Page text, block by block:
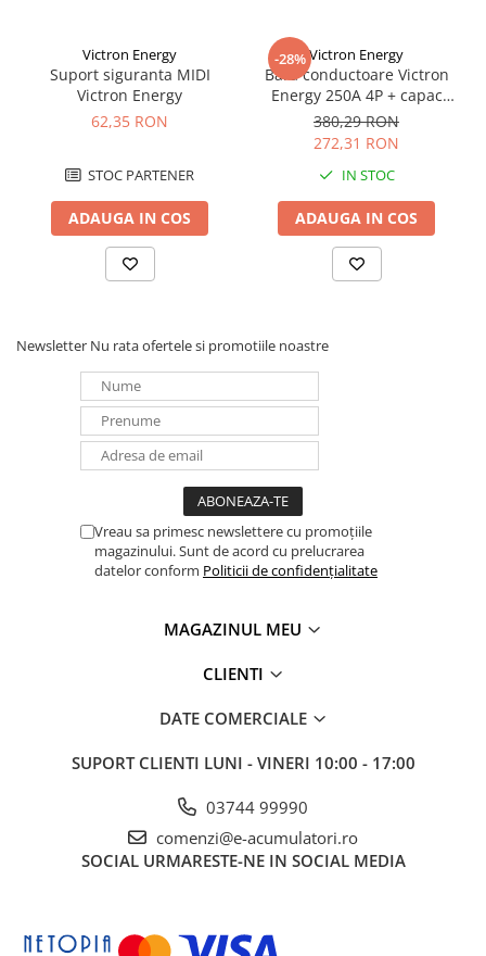
Victron Energy
Suport siguranta MIDI
Victron Energy
62,35 RON
STOC PARTENER
ADAUGA IN COS
-28%Victron Energy
Bara conductoare Victron
Energy 250A 4P + capac
BUSBAR VBB125040010
380,29 RON
272,31 RON
IN STOC
ADAUGA IN COS
Newsletter Nu rata ofertele si promotiile noastre
Vreau sa primesc newslettere cu promoțiile
magazinului. Sunt de acord cu prelucrarea
datelor conform Politicii de confidențialitate
MAGAZINUL MEU
CLIENTI
DATE COMERCIALE
SUPORT CLIENTI LUNI - VINERI 10:00 - 17:00
03744 99990
comenzi@e-acumulatori.ro
SOCIAL URMARESTE-NE IN SOCIAL MEDIA